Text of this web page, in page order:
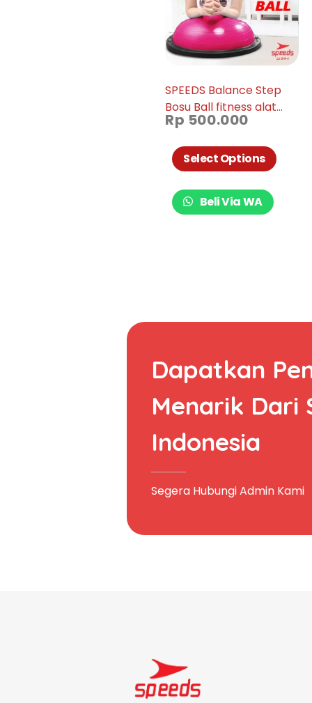
SPEEDS Balance Step
Bosu Ball fitness alat
olahraga bola yoga
import 019-04
Rp 500.000
Select Options
Beli Via WA
Dapatkan
Menarik Dari
Indonesia
Segera Hubungi Admin Kami